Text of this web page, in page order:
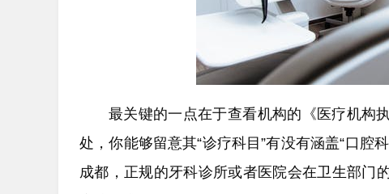
最关键的一点在于查看机构的《医疗机构
处，你能够留意其“诊疗科目”有没有涵盖“口腔
成都，正规的牙科诊所或者医院会在卫生部门